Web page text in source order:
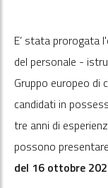
E’ stata prorogata
del personale -
Gruppo europeo di
candidati in
tre anni di
possono
del 16 ottobre